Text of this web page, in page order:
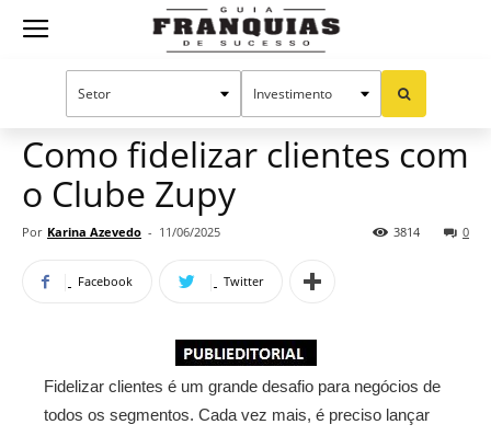
Guia
Mercado de franquias Publieditorial
Como fidelizar clientes com
o Clube Zupy
Por Karina Azevedo - 11/06/2025 0
3814
Facebook Twitter
Fidelizar clientes é um grande desafio para negócios de
todos os segmentos. Cada vez mais, é preciso lançar